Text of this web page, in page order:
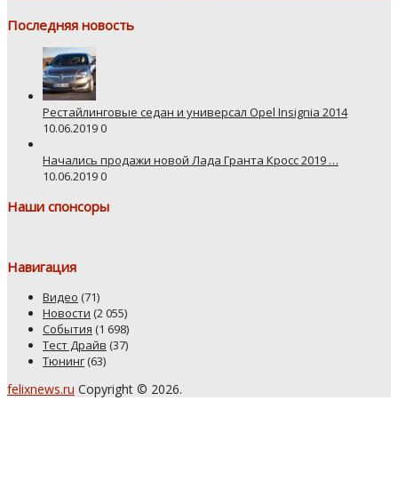
Последняя новость
Рестайлинговые седан и универсал Opel Insignia 2014
10.06.20190
Начались продажи новой Лада Гранта Кросс 2019 …
10.06.20190
Наши спонсоры
Навигация
Видео (71)
Новости (2 055)
События (1 698)
Тест Драйв (37)
Тюнинг (63)
felixnews.ru Copyright © 2026.